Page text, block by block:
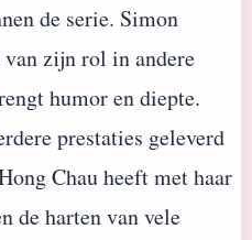
de serie. Simon
zijn rol in andere
humor en diepte.
prestaties geleverd
Chau heeft met haar
de harten van vele